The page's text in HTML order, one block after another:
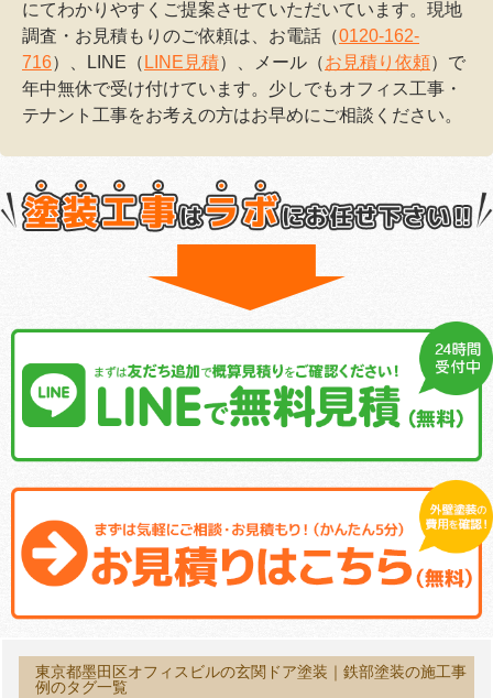
にてわかりやすくご提案させていただいています。現地
調査・お見積もりのご依頼は、お電話（0120-162-
716）、LINE（ LINE見積）、メール（お見積り依頼）で
年中無休で受け付けています。少しでもオフィス工事・
テナント工事をお考えの方はお早めにご相談ください。
東京都墨田区オフィスビルの玄関ドア塗装｜鉄部塗装の施工事
例のタグ一覧